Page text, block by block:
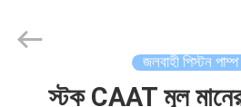
Power
Co.,Ltd.
জলবাহী পিস্টন
স্টক CAAT মূল